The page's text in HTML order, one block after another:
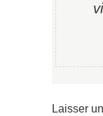
Laisser